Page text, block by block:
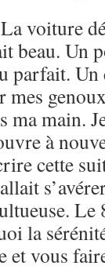
voiture
beau. Un
parfait.
mes
ma main.
à
cette
Le
la
et vous